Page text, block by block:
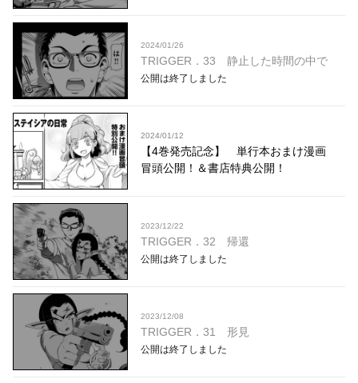
2024/01/26
TRIGGER．33 静止した時間の中で
公開は終了しました
2024/01/12
【4巻発売記念】 単行本おまけ漫画
冒頭公開！＆書店特典公開！
2023/12/22
TRIGGER．32 帰還
公開は終了しました
2023/12/08
TRIGGER．31 形見
公開は終了しました